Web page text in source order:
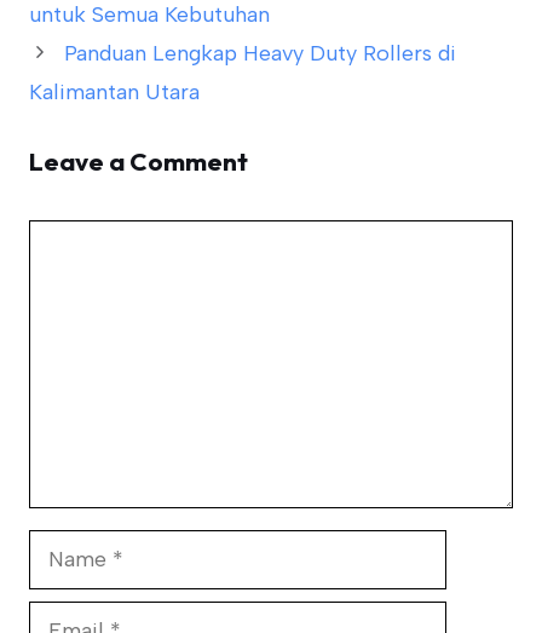
untuk Semua Kebutuhan
Panduan Lengkap Heavy Duty Rollers di
Kalimantan Utara
Leave a Comment